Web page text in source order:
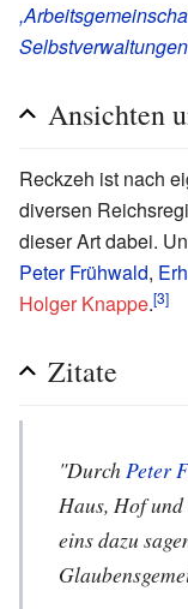
Ansichten
Reckzeh ist nach
diversen
dieser Art dabei.
Peter Frühwald,
Holger Knappe.[3]
Zitate
"Durch Peter
Haus, Hof
eins dazu